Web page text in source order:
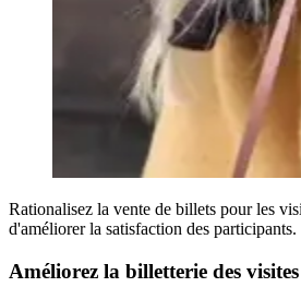
Rationalisez la vente de billets pour les
d'améliorer la satisfaction des participants.
Améliorez la billetterie des